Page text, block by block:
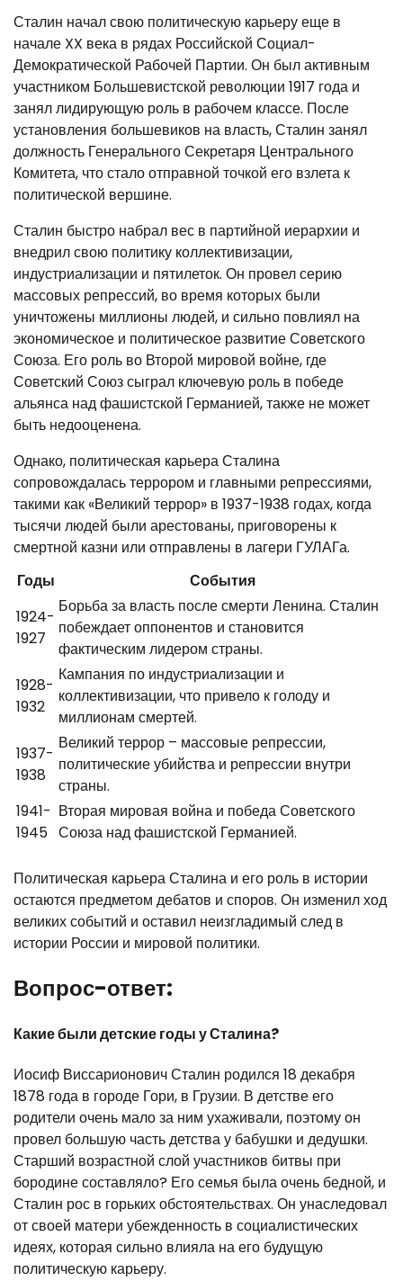
Сталин начал свою политическую карьеру еще в
начале XX века в рядах Российской Социал-
Демократической Рабочей Партии. Он был активным
участником Большевистской революции 1917 года и
занял лидирующую роль в рабочем классе. После
установления большевиков на власть, Сталин занял
должность Генерального Секретаря Центрального
Комитета, что стало отправной точкой его взлета к
политической вершине.
Сталин быстро набрал вес в партийной иерархии и
внедрил свою политику коллективизации,
индустриализации и пятилеток. Он провел серию
массовых репрессий, во время которых были
уничтожены миллионы людей, и сильно повлиял на
экономическое и политическое развитие Советского
Союза. Его роль во Второй мировой войне, где
Советский Союз сыграл ключевую роль в победе
альянса над фашистской Германией, также не может
быть недооценена.
Однако, политическая карьера Сталина
сопровождалась террором и главными репрессиями,
такими как «Великий террор» в 1937-1938 годах, когда
тысячи людей были арестованы, приговорены к
смертной казни или отправлены в лагери ГУЛАГа.
Годы
События
1924-
1927
Борьба за власть после смерти Ленина. Сталин
побеждает оппонентов и становится
фактическим лидером страны.
1928-
1932
Кампания по индустриализации и
коллективизации, что привело к голоду и
миллионам смертей.
1937-
1938
Великий террор – массовые репрессии,
политические убийства и репрессии внутри
страны.
1941-
1945
Вторая мировая война и победа Советского
Союза над фашистской Германией.
Политическая карьера Сталина и его роль в истории
остаются предметом дебатов и споров. Он изменил ход
великих событий и оставил неизгладимый след в
истории России и мировой политики.
Вопрос-ответ:
Какие были детские годы у Сталина?
Иосиф Виссарионович Сталин родился 18 декабря
1878 года в городе Гори, в Грузии. В детстве его
родители очень мало за ним ухаживали, поэтому он
провел большую часть детства у бабушки и дедушки.
Старший возрастной слой участников битвы при
бородине составляло? Его семья была очень бедной, и
Сталин рос в горьких обстоятельствах. Он унаследовал
от своей матери убежденность в социалистических
идеях, которая сильно влияла на его будущую
политическую карьеру.